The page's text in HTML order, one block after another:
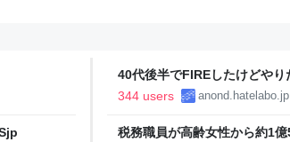
40代後半でFIREしたけどや
い..
344 users anond.hatelabo.jp
税務職員が高齢女性から約1